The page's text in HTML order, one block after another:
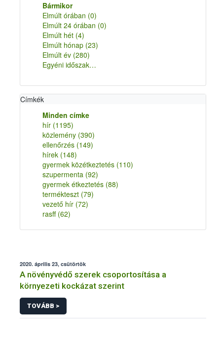
Bármikor
Elmúlt órában (0)
Elmúlt 24 órában (0)
Elmúlt hét (4)
Elmúlt hónap (23)
Elmúlt év (280)
Egyéni időszak…
Címkék
Minden címke
hír (1195)
közlemény (390)
ellenőrzés (149)
hírek (148)
gyermek közétkeztetés (110)
szupermenta (92)
gyermek étkeztetés (88)
termékteszt (79)
vezető hír (72)
rasff (62)
2020. április 23, csütörtök
A növényvédő szerek csoportosítása a
környezeti kockázat szerint
TOVÁBB >